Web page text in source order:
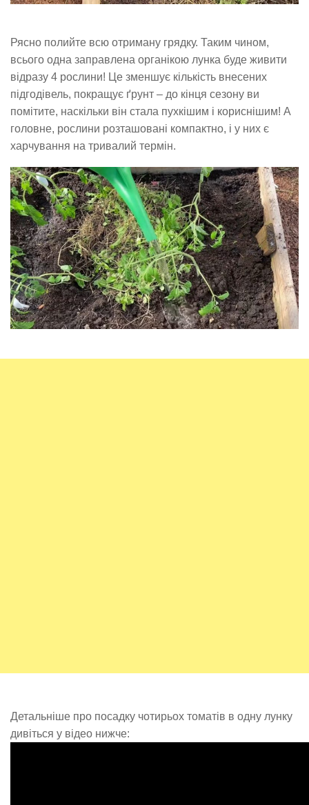
Рясно полийте всю отриману грядку. Таким чином,
всього одна заправлена ​​органікою лунка буде живити
відразу 4 рослини! Це зменшує кількість внесених
підгодівель, покращує ґрунт – до кінця сезону ви
помітите, наскільки він стала пухкішим і кориснішим! А
головне, рослини розташовані компактно, і у них є
харчування на тривалий термін.
Детальніше про посадку чотирьох томатів в одну лунку
дивіться у відео нижче: